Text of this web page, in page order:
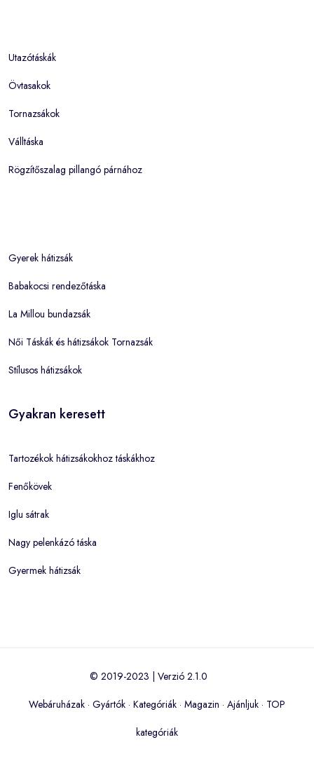
Utazótáskák
Övtasakok
Tornazsákok
Válltáska
Rögzítőszalag pillangó párnához
Gyerek hátizsák
Babakocsi rendezőtáska
La Millou bundazsák
Női Táskák és hátizsákok Tornazsák
Stílusos hátizsákok
Gyakran keresett
Tartozékok hátizsákokhoz táskákhoz
Fenőkövek
Iglu sátrak
Nagy pelenkázó táska
Gyermek hátizsák
© 2019-2023 | Verzió 2.1.0
Webáruházak · Gyártók · Kategóriák · Magazin · Ajánljuk · TOP
kategóriák